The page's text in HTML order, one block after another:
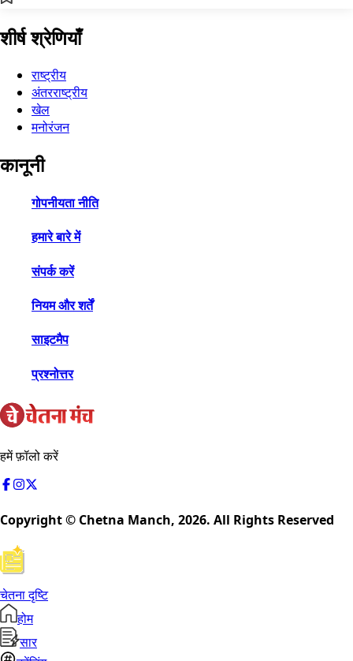
शीर्ष श्रेणियाँ
राष्ट्रीय
अंतरराष्ट्रीय
खेल
मनोरंजन
कानूनी
गोपनीयता नीति
हमारे बारे में
संपर्क करें
नियम और शर्तें
साइटमैप
प्रश्नोत्तर
हमें फ़ॉलो करें
Copyright © Chetna Manch, 2026. All Rights Reserved
चेतना दृष्टि
होम
सार